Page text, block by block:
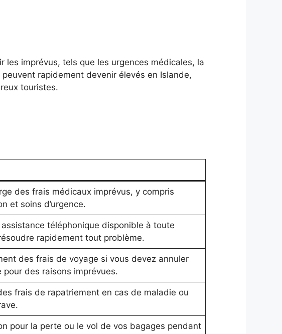
les imprévus, tels que les urgences médicales, la
rapidement devenir élevés en Islande,
touristes.
des frais médicaux imprévus, y compris
et soins d’urgence.
téléphonique disponible à toute
rapidement tout problème.
des frais de voyage si vous devez annuler
pour des raisons imprévues.
frais de rapatriement en cas de maladie ou
pour la perte ou le vol de vos bagages pendant